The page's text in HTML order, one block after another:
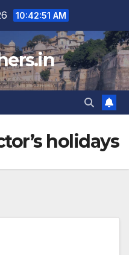
10:42:52 AM
holidays